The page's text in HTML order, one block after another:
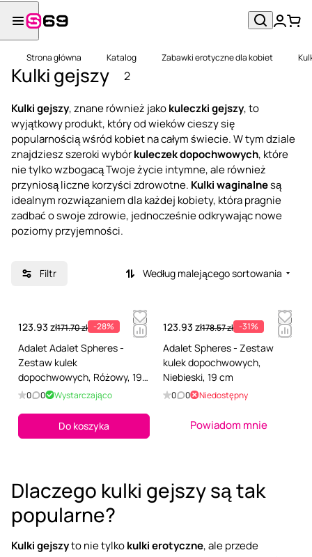
Strona główna Katalog Zabawki erotyczne dla kobiet
Kulki gejszy 2
Kulki gejszy, znane również jakokuleczki gejszy, to
wyjątkowy produkt, który od wieków cieszy się
popularnością wśród kobiet na całym świecie. W tym dziale
znajdziesz szeroki wybórkuleczek dopochwowych, które
nie tylko wzbogacą Twoje życie intymne, ale również
przyniosą liczne korzyści zdrowotne. Kulki waginalnesą
idealnym rozwiązaniem dla każdej kobiety, która pragnie
zadbać o swoje zdrowie, jednocześnie odkrywając nowe
poziomy przyjemności.
Filtr Według malejącego sortowania
123.93 zł171.70 zł -28%
Adalet Adalet Spheres -
Zestaw kulek
dopochwowych, Różowy, 19
cm
0 0 Wystarczająco
Do koszyka
123.93 zł178.57 zł -31%
Adalet Spheres - Zestaw
kulek dopochwowych,
Niebieski, 19 cm
0 0 Niedostępny
Powiadom mnie
Dlaczego kulki gejszy są tak
popularne?
Kulki gejszyto nie tylkokulki erotyczne, ale przede